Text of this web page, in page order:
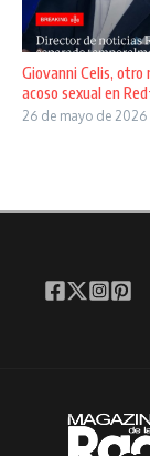
Giovanni Celis, otro
acoso sexual en
26 de mayo de 2026